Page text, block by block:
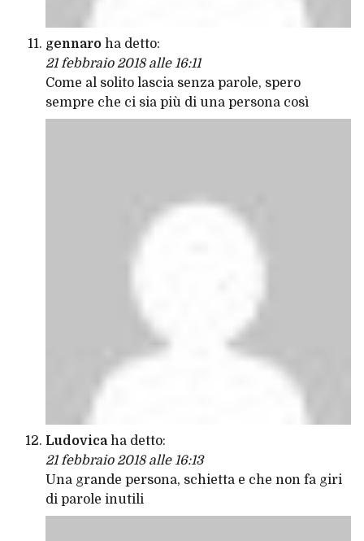
gennaro ha detto:
21 febbraio 2018 alle 16:11
Come al solito lascia senza parole, spero
sempre che ci sia più di una persona così
Ludovica ha detto:
21 febbraio 2018 alle 16:13
Una grande persona, schietta e che non fa giri
di parole inutili